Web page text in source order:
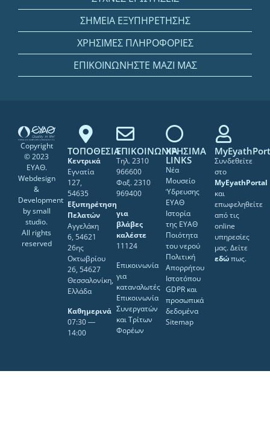
ΣΗΜΕΙΑ ΕΞΥΠΗΡΕΤΗΣΗΣ
ΧΡΗΣΙΜΕΣ ΠΛΗΡΟΦΟΡΙΕΣ
ΕΠΙΚΟΙΝΩΝΗΣΤΕ ΜΑΖΙ ΜΑΣ
Copyright
© 2023
ΕΥΑΘ.
Webdesign
&
Development
bysmall
studio.
All rights
reserved
ΤΟΠΟΘΕΣΙΑ
Κεντρικά
Εγνατία
127,
54635
Εξυπηρέτηση
Πελατών
Αγγελάκη
6, 54621
26ης
Οκτωβρίου
26, 54627
Θεσσαλονίκη,
Ελλάδα
Καθημερινά
07:30 ―
14:00
ΕΠΙΚΟΙΝΩΝΙΑ
Τηλ. 2310
966600
Φαξ. 2310
969400
για
βλάβες
καλέστε
11124
Επικοινωνία
για
καταναλωτές
Επικοινωνία
Συνεργατών
και Τρίτων
Φορέων
ΧΡΗΣΙΜΑ
LINKS
Νέα
Μουσείο
Ύδρευσης
ΕΥΑΘ
Ιστορία
της ΕΥΑΘ
Ποιότητα
του νερού
Πολιτική
Απορρήτου
Ιστοτόπου
GDPR και
προσωπικά
δεδομένα
Sitemap
Συνδεθείτε
στο
MyEyathPortal
και
επωφεληθείτε
από τις
online
υπηρεσίες
μας. Δείτε
εδώπως.